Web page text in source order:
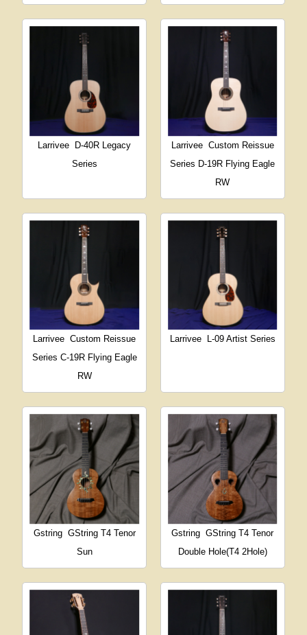
Larrivee
D-40R Legacy
Series
Larrivee Custom Reissue
Series D-19R Flying Eagle
RW
Larrivee Custom Reissue
Series C-19R Flying Eagle
RW
Larrivee L-09 Artist Series
Gstring GString T4 Tenor
Sun
Gstring GString T4 Tenor
Double Hole(T4 2Hole)